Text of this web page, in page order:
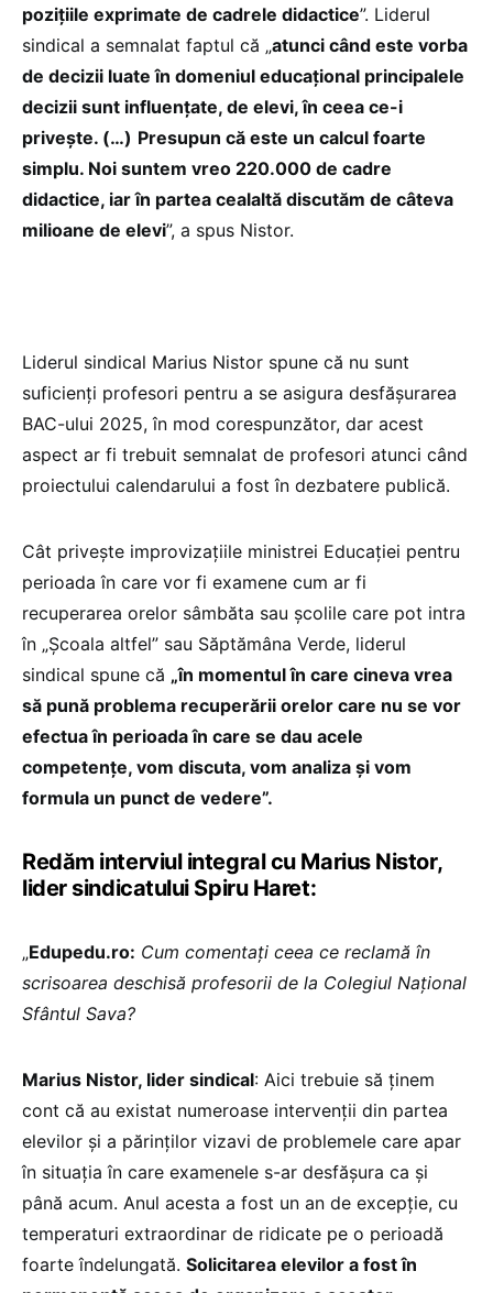
pozițiile exprimate de cadrele didactice”. Liderul
sindical a semnalat faptul că „atunci când este vorba
de decizii luate în domeniul educațional principalele
decizii sunt influențate, de elevi, în ceea ce-i
privește. (…) Presupun că este un calcul foarte
simplu. Noi suntem vreo 220.000 de cadre
didactice, iar în partea cealaltă discutăm de câteva
milioane de elevi”, a spus Nistor.
Liderul sindical Marius Nistor spune că nu sunt
suficienți profesori pentru a se asigura desfășurarea
BAC-ului 2025, în mod corespunzător, dar acest
aspect ar fi trebuit semnalat de profesori atunci când
proiectului calendarului a fost în dezbatere publică.
Cât privește improvizațiile ministrei Educației pentru
perioada în care vor fi examene cum ar fi
recuperarea orelor sâmbăta sau școlile care pot intra
în „Școala altfel” sau Săptămâna Verde, liderul
sindical spune că „în momentul în care cineva vrea
să pună problema recuperării orelor care nu se vor
efectua în perioada în care se dau acele
competențe, vom discuta, vom analiza și vom
formula un punct de vedere”.
Redăm interviul integral cu Marius Nistor,
lider sindicatului Spiru Haret:
„Edupedu.ro: Cum comentați ceea ce reclamă în
scrisoarea deschisă profesorii de la Colegiul Național
Sfântul Sava?
Marius Nistor, lider sindical: Aici trebuie să ținem
cont că au existat numeroase intervenții din partea
elevilor și a părinților vizavi de problemele care apar
în situația în care examenele s-ar desfășura ca și
până acum. Anul acesta a fost un an de excepție, cu
temperaturi extraordinar de ridicate pe o perioadă
foarte îndelungată. Solicitarea elevilor a fost în